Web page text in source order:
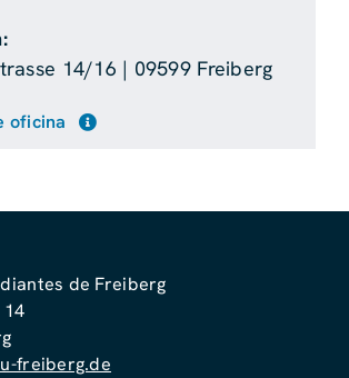
14/16 | 09599 Freiberg
oficina
de Freiberg
freiberg.de